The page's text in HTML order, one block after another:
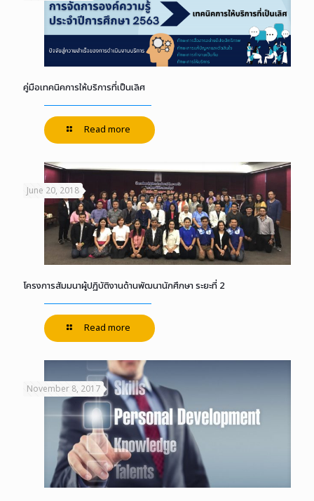
คู่มือเทคนิคการให้บริการที่เป็นเลิศ
Read more
June 20, 2018
โครงการสัมมนาผู้ปฏิบัติงานด้านพัฒนานักศึกษา ระยะที่ 2
Read more
November 8, 2017